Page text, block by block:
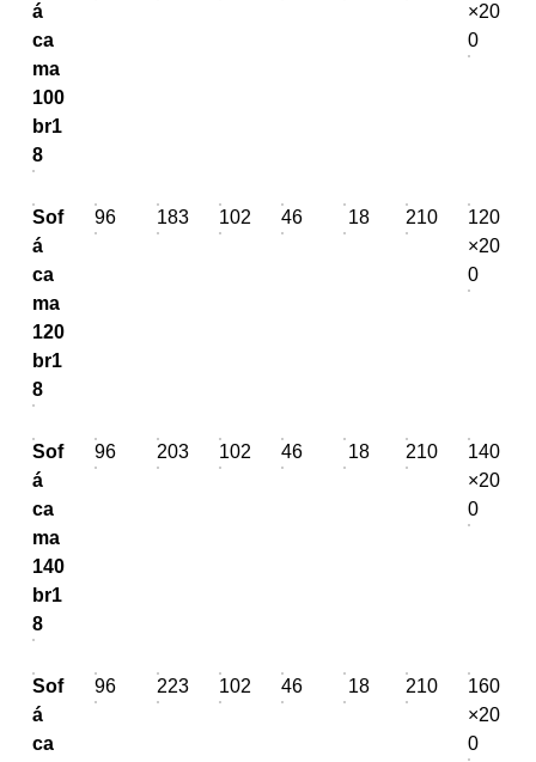
á
ca
ma
100
br1
8
×20
0
Sof
á
ca
ma
120
br1
8
96 183 102 46 18 210
120
×20
0
Sof
á
ca
ma
140
br1
8
96 203 102 46 18 210
140
×20
0
Sof
á
ca
96 223 102 46 18 210
160
×20
0